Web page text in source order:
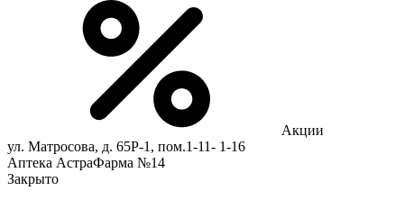
Акции
ул. Матросова, д. 65Р-1, пом.1-11- 1-16
Аптека АстраФарма №14
Закрыто